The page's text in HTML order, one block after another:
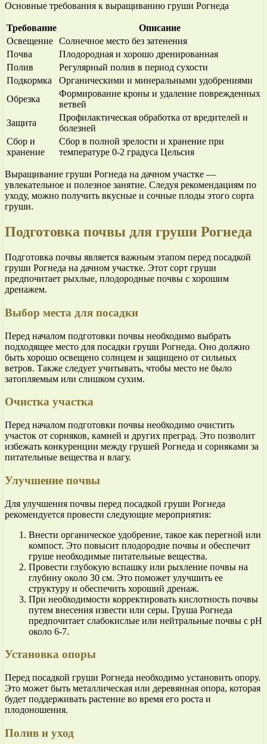
Основные требования к выращиванию груши Рогнеда
Требование
Описание
Освещение Солнечное место без затенения
Почва
Плодородная и хорошо дренированная
Полив
Регулярный полив в период сухости
Подкормка
Органическими и минеральными удобрениями
Обрезка
Формирование кроны и удаление поврежденных
ветвей
Защита
Профилактическая обработка от вредителей и
болезней
Сбор и
хранение
Сбор в полной зрелости и хранение при
температуре 0-2 градуса Цельсия
Выращивание груши Рогнеда на дачном участке —
увлекательное и полезное занятие. Следуя рекомендациям по
уходу, можно получить вкусные и сочные плоды этого сорта
груши.
Подготовка почвы для груши Рогнеда
Подготовка почвы является важным этапом перед посадкой
груши Рогнеда на дачном участке. Этот сорт груши
предпочитает рыхлые, плодородные почвы с хорошим
дренажем.
Выбор места для посадки
Перед началом подготовки почвы необходимо выбрать
подходящее место для посадки груши Рогнеда. Оно должно
быть хорошо освещено солнцем и защищено от сильных
ветров. Также следует учитывать, чтобы место не было
затопляемым или слишком сухим.
Очистка участка
Перед началом подготовки почвы необходимо очистить
участок от сорняков, камней и других преград. Это позволит
избежать конкуренции между грушей Рогнеда и сорняками за
питательные вещества и влагу.
Улучшение почвы
Для улучшения почвы перед посадкой груши Рогнеда
рекомендуется провести следующие мероприятия:
Внести органическое удобрение, такое как перегной или
компост. Это повысит плодородие почвы и обеспечит
груше необходимые питательные вещества.
Провести глубокую вспашку или рыхление почвы на
глубину около 30 см. Это поможет улучшить ее
структуру и обеспечить хороший дренаж.
При необходимости корректировать кислотность почвы
путем внесения извести или серы. Груша Рогнеда
предпочитает слабокислые или нейтральные почвы с pH
около 6-7.
Установка опоры
Перед посадкой груши Рогнеда необходимо установить опору.
Это может быть металлическая или деревянная опора, которая
будет поддерживать растение во время его роста и
плодоношения.
Полив и уход